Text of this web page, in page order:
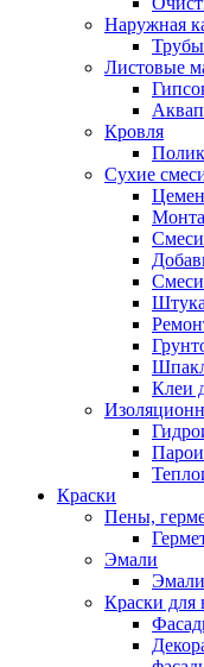
Наружная
Листовые
Кровля
Сухие
Клеи
Краски
Пены,
Эмали
Краски для